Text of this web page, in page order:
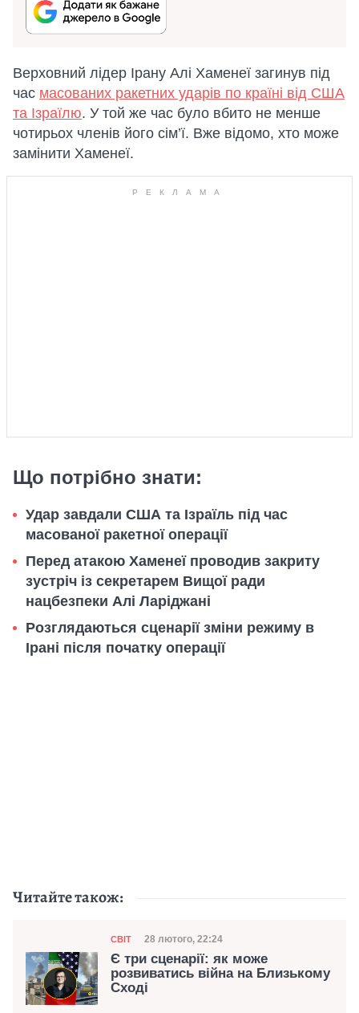
Верховний лідер Ірану Алі Хаменеї загинув під
час масованих ракетних ударів по країні від США
та Ізраїлю. У той же час було вбито не менше
чотирьох членів його сім’ї. Вже відомо, хто може
замінити Хаменеї.
Що потрібно знати:
Удар завдали США та Ізраїль під час
масованої ракетної операції
Перед атакою Хаменеї проводив закриту
зустріч із секретарем Вищої ради
нацбезпеки Алі Ларіджані
Розглядаються сценарії зміни режиму в
Ірані після початку операції
Читайте також:
Категорія
СВІТ Дата публікації
28 лютого, 22:24
Є три сценарії: як може
розвиватись війна на Близькому
Сході